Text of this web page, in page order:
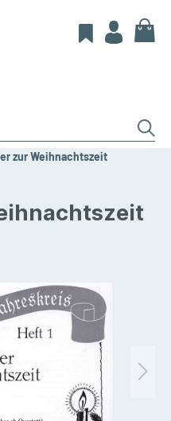
zur Weihnachtszeit